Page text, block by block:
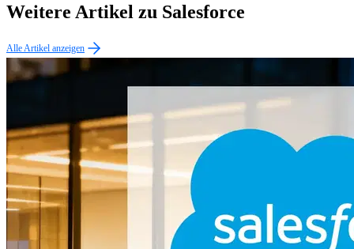
Weitere Artikel zu Salesforce
Alle Artikel anzeigen